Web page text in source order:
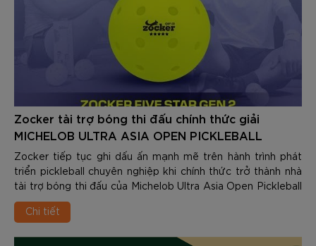
Zocker tài trợ bóng thi đấu chính thức giải
MICHELOB ULTRA ASIA OPEN PICKLEBALL
TOURNAMENT 2026
Zocker tiếp tục ghi dấu ấn mạnh mẽ trên hành trình phát
triển pickleball chuyên nghiệp khi chính thức trở thành nhà
tài trợ bóng thi đấu của Michelob Ultra Asia Open Pickleball
Tournament 2026 – một trong những giải đấu pickleball quy
mô lớn và được mong chờ nhất trong năm.
Chi tiết